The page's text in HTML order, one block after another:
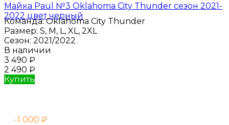
Майка Paul №3 Oklahoma City Thunder сезон 2021-
2022 цвет черный
Команда:Oklahoma City Thunder
Размер: S, M, L, XL, 2XL
Сезон: 2021/2022
В наличии
3 490 ₽
2 490 ₽
Купить
-1 000 ₽